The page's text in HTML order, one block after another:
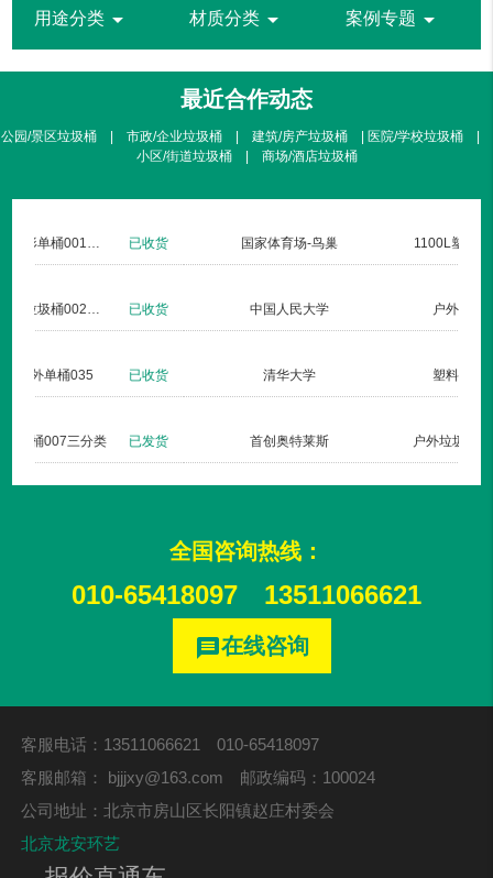
用途分类arrow_drop_down 材质分类 arrow_drop_down 案例专题 arrow_drop_down
最近合作动态
公园/景区垃圾桶 | 市政/企业垃圾桶 | 建筑/房产垃圾桶 | 医院/学校垃圾桶 |
小区/街道垃圾桶 | 商场/酒店垃圾桶
北京暖山生活广场 已收货
仁安医院
杏林湾 钢木户外单桶035
长治双创梦工厂 新款垃圾桶007三分类 已发货
全国咨询热线：
010-65418097 13511066621
message在线咨询
客服电话：13511066621 010-65418097
客服邮箱： bjjjxy@163.com 邮政编码：100024
公司地址：北京市房山区长阳镇赵庄村委会
北京龙安环艺